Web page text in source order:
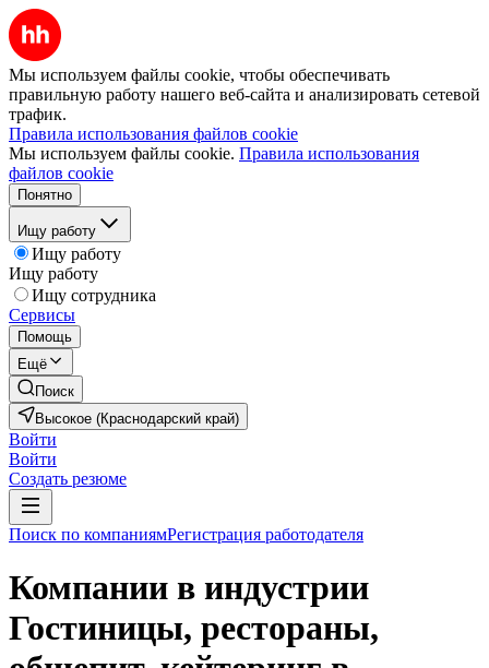
Мы используем файлы cookie, чтобы обеспечивать
правильную работу нашего веб-сайта и анализировать сетевой
трафик.
Правила использования файлов cookie
Мы используем файлы cookie. Правила использования
файлов cookie
Понятно
Ищу работу
Ищу работу
Ищу работу
Ищу сотрудника
Сервисы
Помощь
Ещё
Поиск
Высокое (Краснодарский край)
Войти
Войти
Создать резюме
Поиск по компаниямРегистрация работодателя
Компании в индустрии
Гостиницы, рестораны,